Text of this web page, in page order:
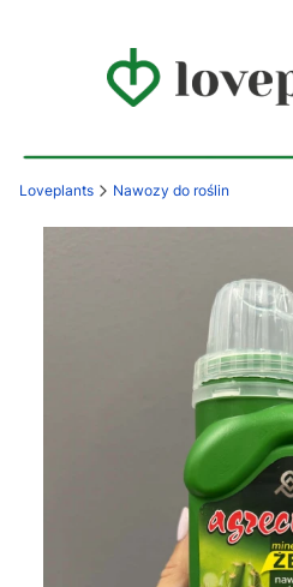
Loveplants Nawozy do roślin